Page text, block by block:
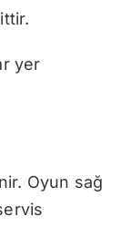
yer
Oyun sağ